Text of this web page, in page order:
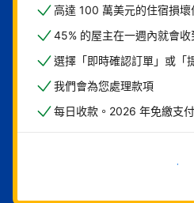
高達 100 萬美元的住宿損壞
45% 的屋主在一週內就會收
選擇「即時確認訂單」或「
我們會為您處理款項
每日收款。2026 年免繳支
現在就開始